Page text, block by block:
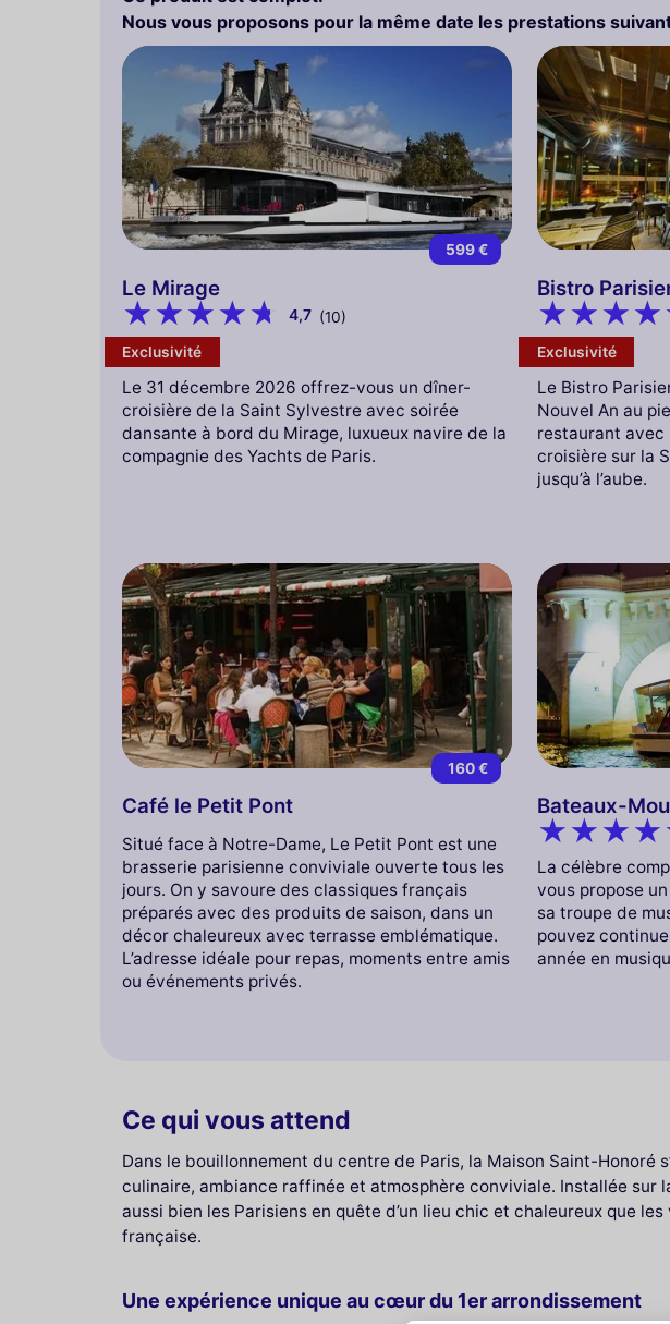
Nous vous proposons pour la même date les prestations
599 €
Le Mirage
4,7 (10)
Exclusivité
Le 31 décembre 2026 offrez-vous un dîner-
croisière de la Saint Sylvestre avec soirée
dansante à bord du Mirage, luxueux navire de la
compagnie des Yachts de Paris.
Bistro
Exclusivité
Le Bistro
Nouvel An au
restaurant avec
croisière sur la
jusqu’à l’aube.
160 €
Café le Petit Pont
Situé face à Notre-Dame, Le Petit Pont est une
brasserie parisienne conviviale ouverte tous les
jours. On y savoure des classiques français
préparés avec des produits de saison, dans un
décor chaleureux avec terrasse emblématique.
L’adresse idéale pour repas, moments entre amis
ou événements privés.
Bateaux-
La célèbre
vous propose
sa troupe de
pouvez
année en
Ce qui vous attend
Dans le bouillonnement du centre de Paris, la Maison Saint-Honoré
culinaire, ambiance raffinée et atmosphère conviviale. Installée
aussi bien les Parisiens en quête d’un lieu chic et chaleureux que
française.
Une expérience unique au cœur du 1er arrondissement